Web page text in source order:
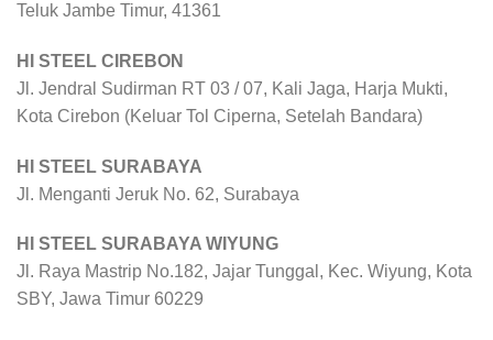
Teluk Jambe Timur, 41361
HI STEEL CIREBON
Jl. Jendral Sudirman RT 03 / 07, Kali Jaga, Harja Mukti,
Kota Cirebon (Keluar Tol Ciperna, Setelah Bandara)
HI STEEL SURABAYA
Jl. Menganti Jeruk No. 62, Surabaya
HI STEEL SURABAYA WIYUNG
Jl. Raya Mastrip No.182, Jajar Tunggal, Kec. Wiyung, Kota
SBY, Jawa Timur 60229